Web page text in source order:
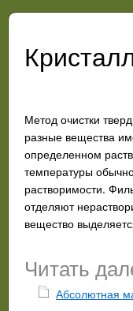
Метод очистки
разные вещества
определенном
температуры
растворимости.
отделяют
вещество
Читать
Абсолютная